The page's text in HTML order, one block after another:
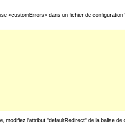
dans un fichier de
l'attribut "defaultRedirect" de la balise